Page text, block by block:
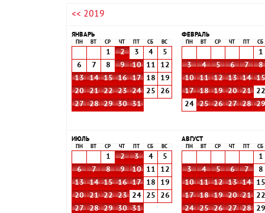
навигации
<< 2019
ЯНВАРЬ
ПН ВТ СР ЧТ СБ ВС
1 2 3 4
5
6
7 8 9 10 11
12
13
14 15 16 17 18
19
20
21 22 23 24 25
26
27
28 29 30 31
ФЕВРАЛЬ
ПН ВТ СР ЧТ СБ
1
3
4 5 6 7 8
10
11 12 13 14 15
17
18 19 20 21 22
24
25 26 27 28 29
ИЮЛЬ
ПН ВТ СР ЧТ СБ ВС
1 2 3 4
5
6
7 8 9 10 11
12
13
14 15 16 17 18
19
20
21 22 23 24 25
26
27
28 29 30 31
АВГУСТ
ПН ВТ СР ЧТ СБ
1
3
4 5 6 7 8
10
11 12 13 14 15
17
18 19 20 21 22
24
25 26 27 28 29